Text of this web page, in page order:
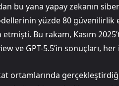
bu yana yapay zekanın
yüzde 80
etmişti. Bu rakam, Kasım
ve GPT-5.5’in sonuçları,
ortamlarında